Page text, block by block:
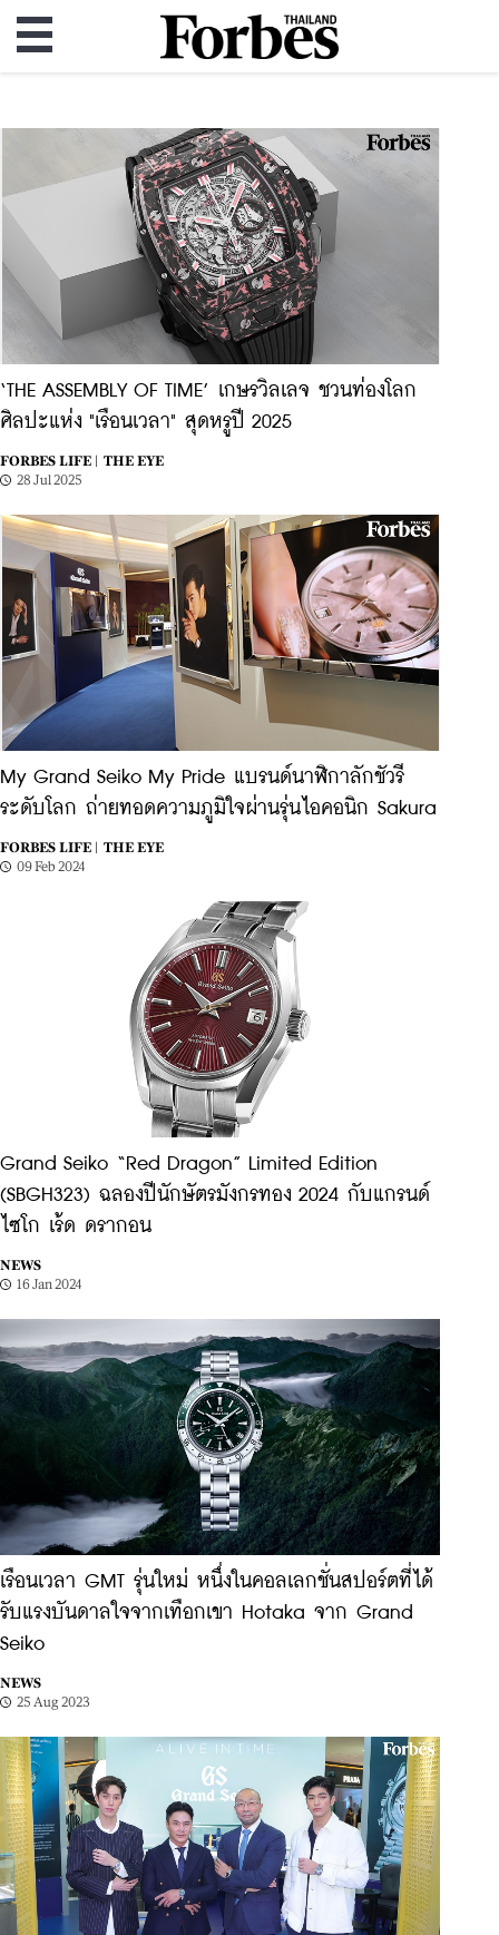
‘THE ASSEMBLY OF TIME’ เกษรวิลเลจ ชวนท่องโลก
ศิลปะแห่ง "เรือนเวลา" สุดหรูปี 2025
FORBES LIFE |
THE EYE
28 Jul 2025
My Grand Seiko My Pride แบรนด์นาฬิกาลักชัวรี
ระดับโลก ถ่ายทอดความภูมิใจผ่านรุ่นไอคอนิก Sakura
FORBES LIFE |
THE EYE
09 Feb 2024
Grand Seiko “Red Dragon” Limited Edition
(SBGH323) ฉลองปีนักษัตรมังกรทอง 2024 กับแกรนด์
ไซโก เร้ด ดรากอน
NEWS
16 Jan 2024
เรือนเวลา GMT รุ่นใหม่ หนึ่งในคอลเลกชั่นสปอร์ตที่ได้
รับแรงบันดาลใจจากเทือกเขา Hotaka จาก Grand
Seiko
NEWS
25 Aug 2023